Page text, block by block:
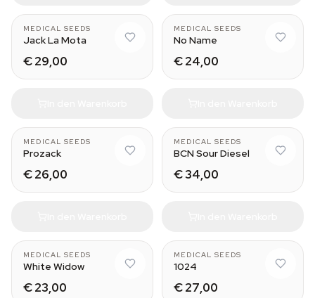
MEDICAL SEEDS
Jack La Mota
€ 29,00
MEDICAL SEEDS
No Name
€ 24,00
MEDICAL SEEDS
Prozack
€ 26,00
MEDICAL SEEDS
BCN Sour Diesel
€ 34,00
MEDICAL SEEDS
White Widow
€ 23,00
MEDICAL SEEDS
1024
€ 27,00